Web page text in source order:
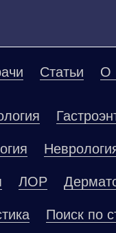
Статьи О
ЛОР
Поиск по